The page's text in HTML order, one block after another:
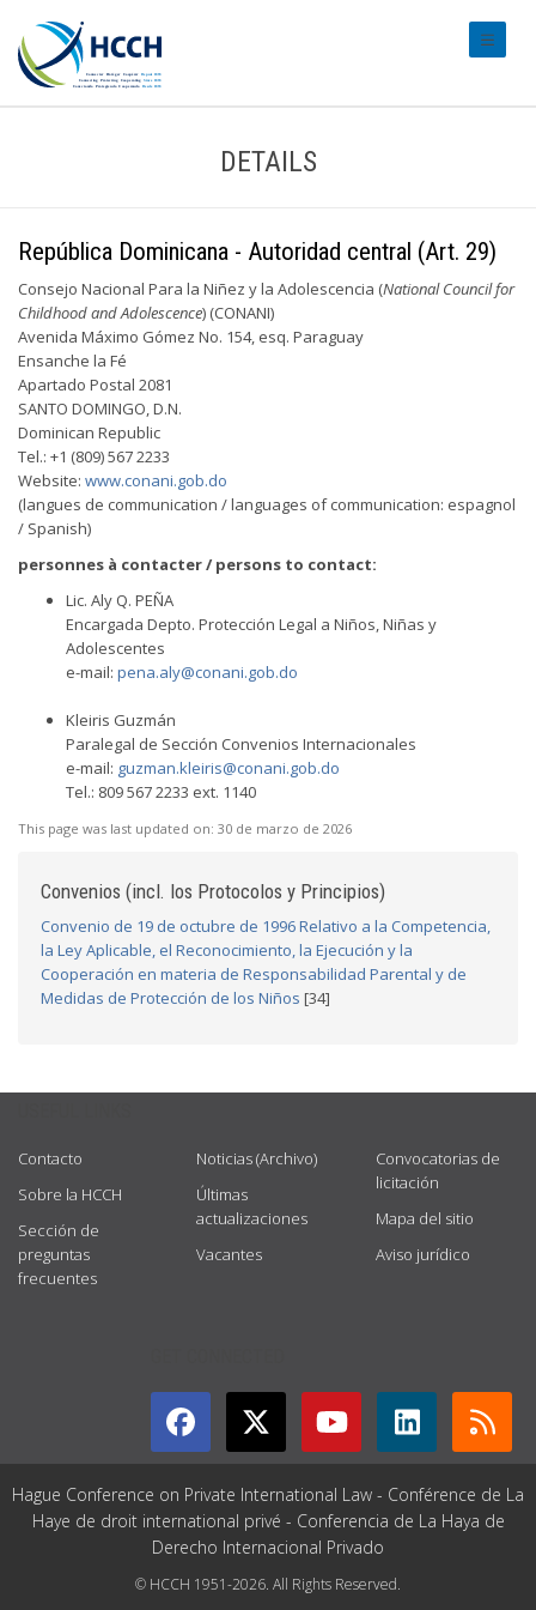
DETAILS
República Dominicana - Autoridad central (Art. 29)
Consejo Nacional Para la Niñez y la Adolescencia (National Council for
Childhood and Adolescence) (CONANI)
Avenida Máximo Gómez No. 154, esq. Paraguay
Ensanche la Fé
Apartado Postal 2081
SANTO DOMINGO, D.N.
Dominican Republic
Tel.: +1 (809) 567 2233
Website: www.conani.gob.do
(langues de communication / languages of communication: espagnol
/ Spanish)
personnes à contacter / persons to contact:
Lic. Aly Q. PEÑA
Encargada Depto. Protección Legal a Niños, Niñas y
Adolescentes
e-mail: pena.aly@conani.gob.do
Kleiris Guzmán
Paralegal de Sección Convenios Internacionales
e-mail: guzman.kleiris@conani.gob.do
Tel.: 809 567 2233 ext. 1140
This page was last updated on: 30 de marzo de 2026
Convenios (incl. los Protocolos y Principios)
Convenio de 19 de octubre de 1996 Relativo a la Competencia,
la Ley Aplicable, el Reconocimiento, la Ejecución y la
Cooperación en materia de Responsabilidad Parental y de
Medidas de Protección de los Niños [34]
Contacto
Sobre la HCCH
Sección de
preguntas
frecuentes
Noticias (Archivo)
Últimas
actualizaciones
Vacantes
Convocatorias de
licitación
Mapa del sitio
Aviso jurídico
Hague Conference on Private International Law - Conférence de La
Haye de droit international privé - Conferencia de La Haya de
Derecho Internacional Privado
© HCCH 1951-2026. All Rights Reserved.